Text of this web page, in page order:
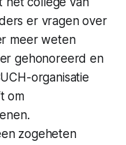
er vragen over
meer weten
gehonoreerd en
organisatie
om
zogeheten